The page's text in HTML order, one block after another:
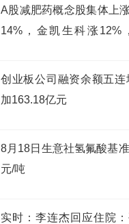
A股减肥药概念股集体上
14%，金凯生科涨12%
6%，阳光诺和、ST诺泰
业、康缘药业涨4%
创业板公司融资余额五连
加163.18亿元
8月18日生意社氢氟酸基
元/吨
实时：李连杰回应住院